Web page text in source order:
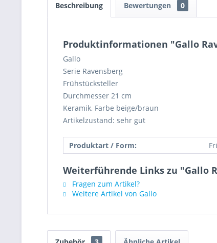
Beschreibung Bewertungen 0
Produktinformationen "Gallo
Gallo
Serie Ravensberg
Frühstücksteller
Durchmesser 21 cm
Keramik, Farbe beige/braun
Artikelzustand: sehr gut
Produktart / Form:
Weiterführende Links zu "Gallo
Fragen zum Artikel?
Weitere Artikel von Gallo